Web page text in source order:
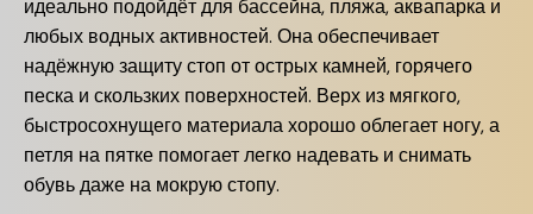
идеально подойдёт для бассейна, пляжа, аквапарка и
любых водных активностей. Она обеспечивает
надёжную защиту стоп от острых камней, горячего
песка и скользких поверхностей. Верх из мягкого,
быстросохнущего материала хорошо облегает ногу, а
петля на пятке помогает легко надевать и снимать
обувь даже на мокрую стопу.